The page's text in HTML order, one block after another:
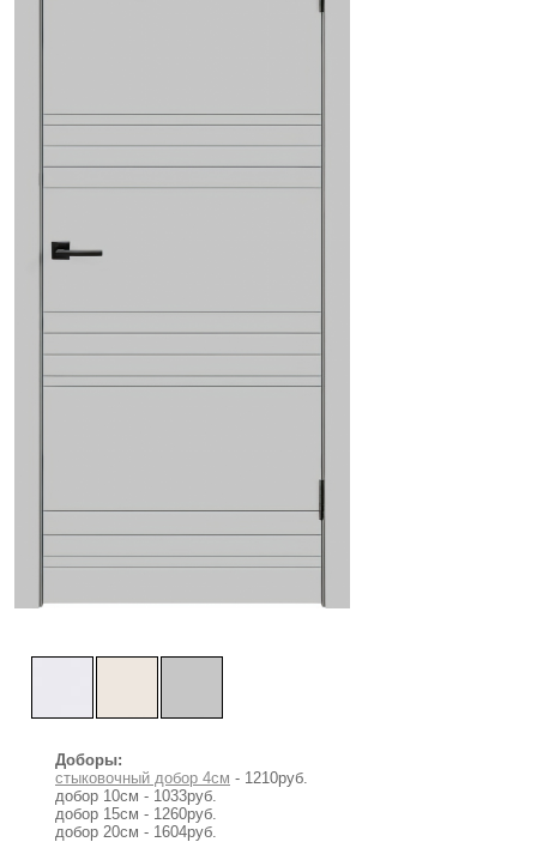
Доборы:
стыковочный добор 4см - 1210руб.
добор 10см - 1033руб.
добор 15см - 1260руб.
добор 20см - 1604руб.